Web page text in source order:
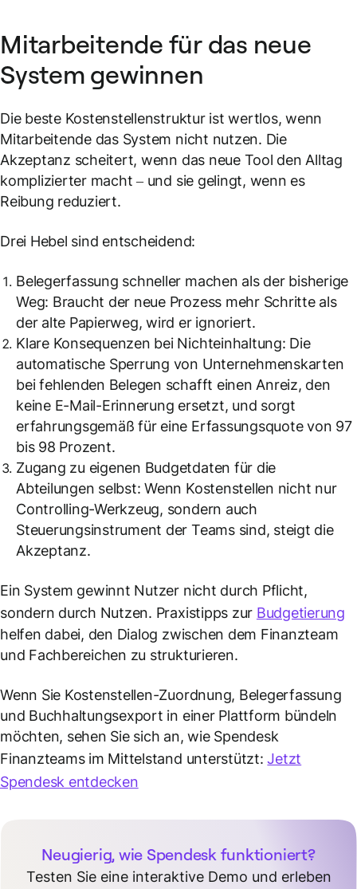
Mitarbeitende für das neue
System gewinnen
Die beste Kostenstellenstruktur ist wertlos, wenn
Mitarbeitende das System nicht nutzen. Die
Akzeptanz scheitert, wenn das neue Tool den Alltag
komplizierter macht – und sie gelingt, wenn es
Reibung reduziert.
Drei Hebel sind entscheidend:
Belegerfassung schneller machen als der bisherige
Weg: Braucht der neue Prozess mehr Schritte als
der alte Papierweg, wird er ignoriert.
Klare Konsequenzen bei Nichteinhaltung: Die
automatische Sperrung von Unternehmenskarten
bei fehlenden Belegen schafft einen Anreiz, den
keine E-Mail-Erinnerung ersetzt, und sorgt
erfahrungsgemäß für eine Erfassungsquote von 97
bis 98 Prozent.
Zugang zu eigenen Budgetdaten für die
Abteilungen selbst: Wenn Kostenstellen nicht nur
Controlling-Werkzeug, sondern auch
Steuerungsinstrument der Teams sind, steigt die
Akzeptanz.
Ein System gewinnt Nutzer nicht durch Pflicht,
sondern durch Nutzen. Praxistipps zur Budgetierung
helfen dabei, den Dialog zwischen dem Finanzteam
und Fachbereichen zu strukturieren.
Wenn Sie Kostenstellen-Zuordnung, Belegerfassung
und Buchhaltungsexport in einer Plattform bündeln
möchten, sehen Sie sich an, wie Spendesk
Finanzteams im Mittelstand unterstützt:Jetzt
Spendesk entdecken
Neugierig, wie Spendesk funktioniert?
Testen Sie eine interaktive Demo und erleben